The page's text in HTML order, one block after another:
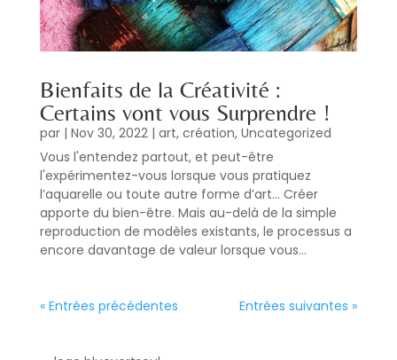
Bienfaits de la Créativité :
Certains vont vous Surprendre !
par | Nov 30, 2022| art, création, Uncategorized
Vous l'entendez partout, et peut-être
l'expérimentez-vous lorsque vous pratiquez
l’aquarelle ou toute autre forme d’art… Créer
apporte du bien-être. Mais au-delà de la simple
reproduction de modèles existants, le processus a
encore davantage de valeur lorsque vous...
« Entrées précédentes Entrées suivantes »